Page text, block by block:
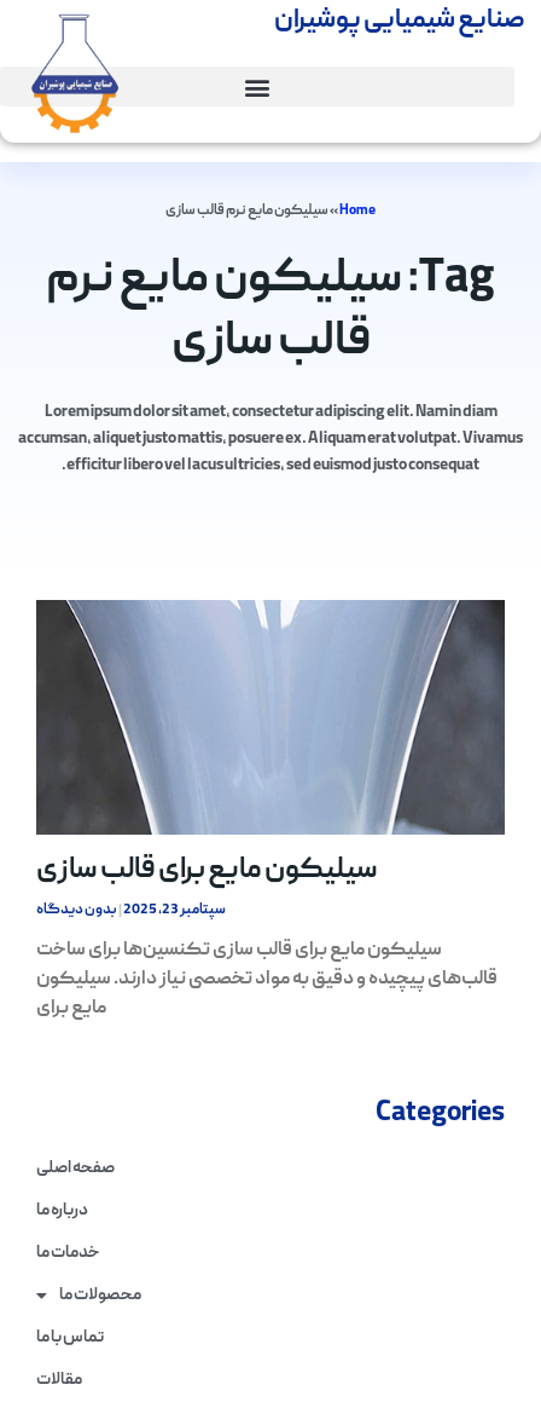
صنایع شیمیایی پوشیران
Home
»سیلیکون مایع نرم قالب سازی
Tag: سیلیکون مایع نرم
قالب سازی
Lorem ipsum dolor sit amet, consectetur adipiscing elit. Nam in diam
accumsan, aliquet justo mattis, posuere ex. Aliquam erat volutpat. Vivamus
efficitur libero vel lacus ultricies, sed euismod justo consequat.
سیلیکون مایع برای قالب سازی
سپتامبر 23, 2025 بدون دیدگاه
سیلیکون مایع برای قالب سازی تکنسین‌ها برای ساخت
قالب‌های پیچیده و دقیق به مواد تخصصی نیاز دارند. سیلیکون
مایع برای
Categories
صفحه اصلی
درباره ما
خدمات ما
محصولات ما
تماس با ما
مقالات